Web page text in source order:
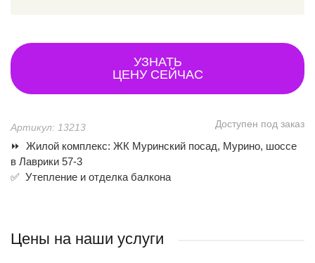
Артикул: 13213 Доступен под заказ
⏩ Жилой комплекс: ЖК Муринский посад, Мурино, шоссе
в Лаврики 57-3
✅ Утепление и отделка балкона
УЗНАТЬ
ЦЕНУ СЕЙЧАС
Цены на наши услуги